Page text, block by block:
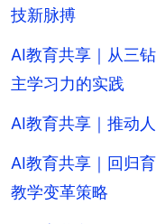
技新脉搏
AI教育共享｜从三
主学习力的实践
AI教育共享｜推动
AI教育共享｜回归
教学变革策略